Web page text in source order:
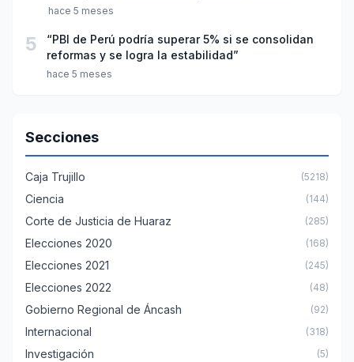
hace 5 meses
5
“PBI de Perú podría superar 5% si se consolidan
reformas y se logra la estabilidad”
hace 5 meses
Secciones
Caja Trujillo (5218)
Ciencia (144)
Corte de Justicia de Huaraz (285)
Elecciones 2020 (168)
Elecciones 2021 (245)
Elecciones 2022 (48)
Gobierno Regional de Áncash (92)
Internacional (318)
Investigación (5)